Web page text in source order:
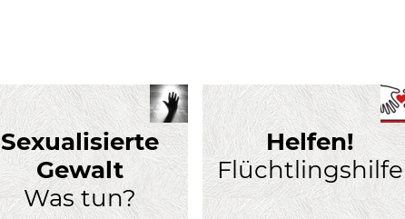
Sexualisierte
Gewalt
Was tun?
Helfen!
Flüchtlingshilfe